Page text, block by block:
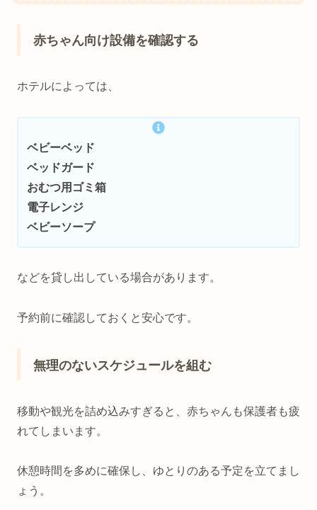
赤ちゃん向け設備を確認する
ホテルによっては、
ベビーベッド
ベッドガード
おむつ用ゴミ箱
電子レンジ
ベビーソープ
などを貸し出している場合があります。
予約前に確認しておくと安心です。
無理のないスケジュールを組む
移動や観光を詰め込みすぎると、赤ちゃんも保護者も疲
れてしまいます。
休憩時間を多めに確保し、ゆとりのある予定を立てまし
ょう。